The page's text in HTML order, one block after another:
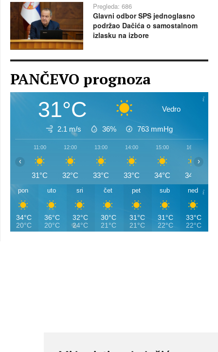
Pregleda: 686
Glavni odbor SPS jednoglasno
podržao Dačića o samostalnom
izlasku na izbore
PANČEVO prognoza
31°C Vedro
2.1 m/s 36% 763 mmHg
11:00
31°C
12:00
32°C
13:00
33°C
14:00
33°C
15:00
34°C
16:00
34°C
‹ ›
pon
34°C
20°C
uto
36°C
20°C
sri
32°C
24°C
čet
30°C
21°C
pet
31°C
21°C
sub
31°C
22°C
ned
33°C
22°C